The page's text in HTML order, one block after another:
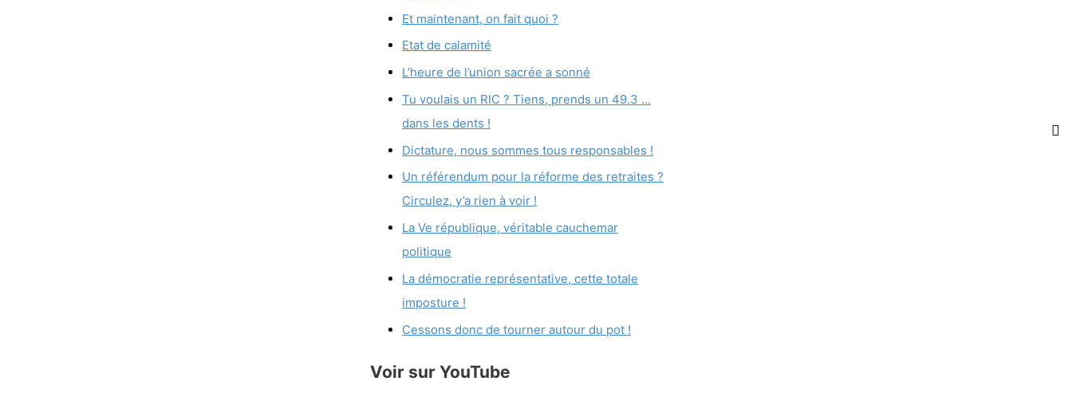
Et maintenant, on fait quoi ?
Etat de calamité
L’heure de l’union sacrée a sonné
Tu voulais un RIC ? Tiens, prends un 49.3 …
dans les dents !
Dictature, nous sommes tous responsables !
Un référendum pour la réforme des retraites ?
Circulez, y’a rien à voir !
La Ve république, véritable cauchemar
politique
La démocratie représentative, cette totale
imposture !
Cessons donc de tourner autour du pot !
Voir sur YouTube